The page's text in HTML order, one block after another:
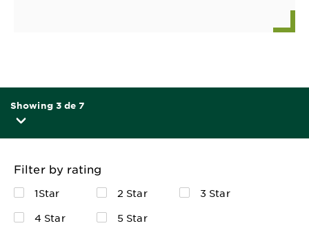
Showing 3 de 7
Filter by rating
1Star 2 Star
3 Star
4 Star
5 Star